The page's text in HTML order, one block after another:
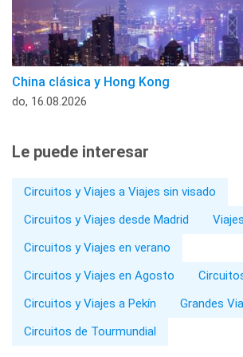
China clásica y Hong Kong
do, 16.08.2026
Le puede interesar
Circuitos y Viajes a Viajes sin visado
Circuitos y Viajes desde Madrid
Circuitos y Viajes en verano
Circuitos y Viajes en Agosto
Circuitos y Viajes a Pekín
Grandes
Circuitos de Tourmundial